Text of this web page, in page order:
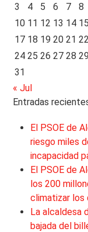
3
4 5 6 7 8
10 11 12 13 14 15
17 18 19 20 21 22
24 25 26 27 28 29
31
« Jul
Entradas
El PSOE de
riesgo miles
incapacidad
El PSOE de
los 200
climatizar los
La alcaldesa
bajada del